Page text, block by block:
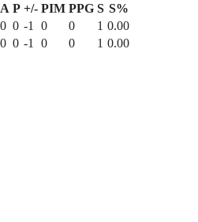
A P +/- PIM PPG S S%
0 0 -1 0 0 1 0.00
0 0 -1 0 0 1 0.00